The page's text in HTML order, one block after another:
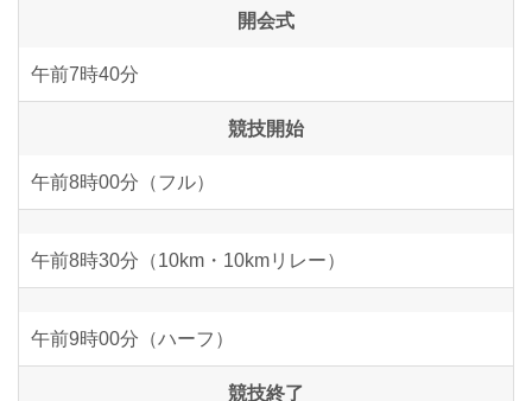
開会式
午前7時40分
競技開始
午前8時00分（フル）
午前8時30分（10km・10kmリレー）
午前9時00分（ハーフ）
競技終了